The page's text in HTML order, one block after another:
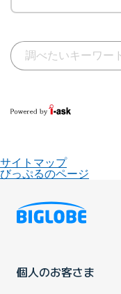
サイトマップ
びっぷるのページ
個人のお客さま